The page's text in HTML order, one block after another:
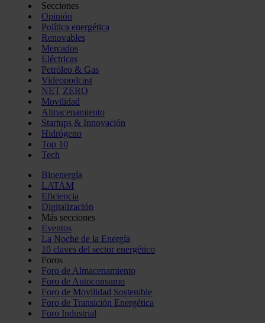
Secciones
Opinión
Política energética
Renovables
Mercados
Eléctricas
Petróleo & Gas
Videopodcast
NET ZERO
Movilidad
Almacenamiento
Startups & Innovación
Hidrógeno
Top 10
Tech
Bioenergía
LATAM
Eficiencia
Digitalización
Más secciones
Eventos
La Noche de la Energía
10 claves del sector energético
Foros
Foro de Almacenamiento
Foro de Autoconsumo
Foro de Movilidad Sostenible
Foro de Transición Energética
Foro Industrial